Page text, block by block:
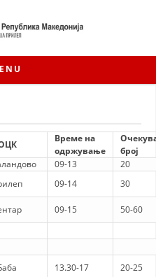
Време на
одржување
број
09-13
20
09-14 30
09-15
50-60
13.30-17 20-25